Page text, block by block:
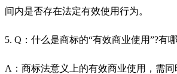
间内是否存在法定有效使用行为。
5. Q：什么是商标的“有效商业使用”?有
A：商标法意义上的有效商业使用，需